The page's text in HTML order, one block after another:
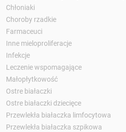
Chłoniaki
Choroby rzadkie
Farmaceuci
Inne mieloproliferacje
Infekcje
Leczenie wspomagające
Małopłytkowość
Ostre białaczki
Ostre białaczki dziecięce
Przewlekła białaczka limfocytowa
Przewlekła białaczka szpikowa